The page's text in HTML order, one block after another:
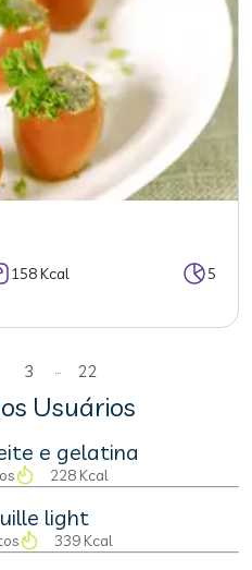
158 Kcal 5
3 ... 22
Usuários
e gelatina
228 Kcal
light
339 Kcal